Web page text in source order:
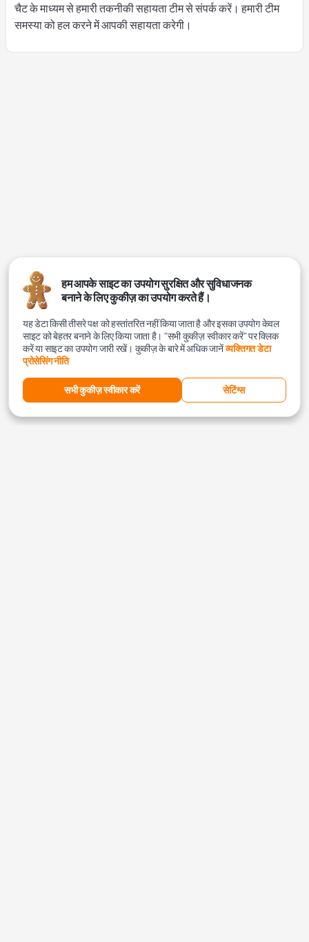
चैट के माध्यम से हमारी तकनीकी सहायता टीम से संपर्क करें। हमारी टीम
समस्या को हल करने में आपकी सहायता करेगी।
हम आपके साइट का उपयोग सुरक्षित और सुविधाजनक
बनाने के लिए कुकीज़ का उपयोग करते हैं।
यह डेटा किसी तीसरे पक्ष को हस्तांतरित नहीं किया जाता है और इसका उपयोग केवल
साइट को बेहतर बनाने के लिए किया जाता है। "सभी कुकीज़ स्वीकार करें" पर क्लिक
करें या साइट का उपयोग जारी रखें। कुकीज़ के बारे में अधिक जानेंव्यक्तिगत डेटा
प्रोसेसिंग नीति
सभी कुकीज़ स्वीकार करें सेटिंग्स